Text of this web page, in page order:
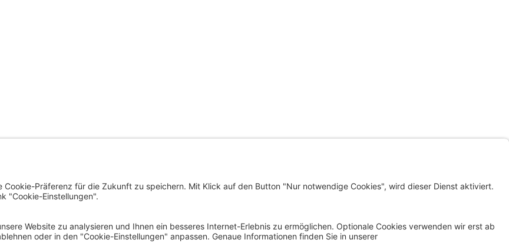
Landeshauptstadt
Platz 1
SERVICE KLAGENFURT WOHNEN